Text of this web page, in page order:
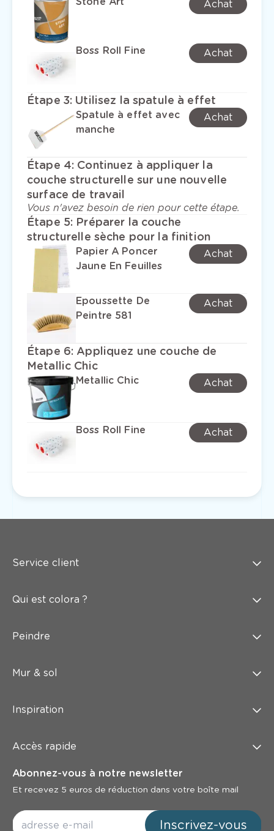
Achat
Boss Roll Fine Achat
Étape 3: Utilisez la spatule à effet
Spatule à effet avec
manche
Achat
Étape 4: Continuez à appliquer la
couche structurelle sur une nouvelle
surface de travail
Vous n'avez besoin de rien pour cette étape.
Étape 5: Préparer la couche
structurelle sèche pour la finition
Papier A Poncer
Jaune En Feuilles
Achat
Epoussette De
Peintre 581
Achat
Étape 6: Appliquez une couche de
Metallic Chic
Metallic Chic Achat
Boss Roll Fine Achat
Service client
Qui est colora ?
Peindre
Mur & sol
Inspiration
Accès rapide
Abonnez-vous à notre newsletter
Et recevez 5 euros de réduction dans votre boîte mail
Inscrivez-vous